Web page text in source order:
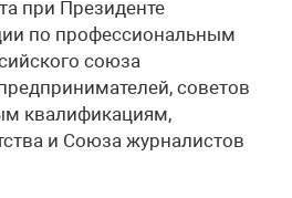
при Президенте
по профессиональным
союза
советов
квалификациям,
и Союза журналистов